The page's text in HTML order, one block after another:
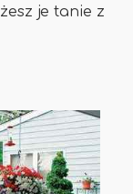
je tanie z